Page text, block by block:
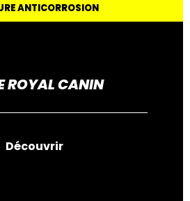
ANTICORROSION
ROYAL CANIN
Découvrir